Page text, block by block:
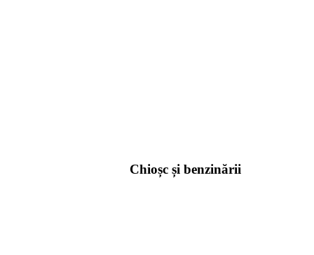
Chioșc și benzinării